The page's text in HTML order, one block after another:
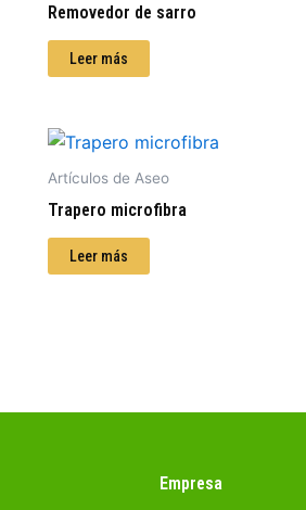
Removedor de sarro
Leer más
Artículos de Aseo
Trapero microfibra
Leer más
Empresa